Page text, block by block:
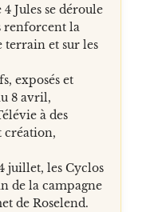
Jules se déroule
renforcent la
terrain et sur les
exposés et
8 avril,
à des
création,
juillet, les Cyclos
de la campagne
de Roselend.